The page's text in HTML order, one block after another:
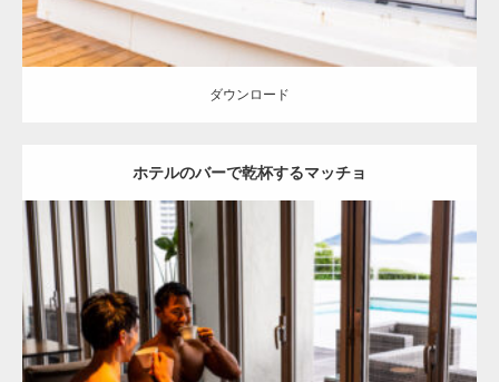
ダウンロード
ホテルのバーで乾杯するマッチョ
Update: 2023.02.11
Category: ホテルのマッチョ オレンジの人
AKIHITO(細マッチョ)
TOSHI(大胸筋)
宗像 (福岡)